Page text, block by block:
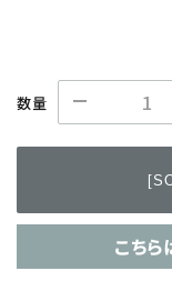
数量
こちら